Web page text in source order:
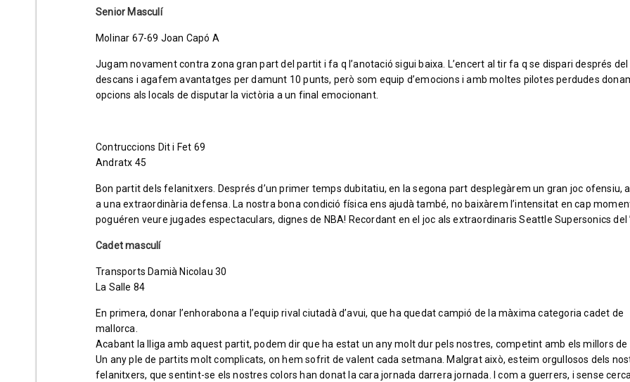
Senior Masculí
Molinar 67-69 Joan Capó A
Jugam novament contra zona gran part del partit i fa q l’anotació sigui baixa. L’encert al tir fa q se dispari després del
descans i agafem avantatges per damunt 10 punts, però som equip d’emocions i amb moltes pilotes perdudes
opcions als locals de disputar la victòria a un final emocionant.
Contruccions Dit i Fet 69
Andratx 45
Bon partit dels felanitxers. Després d’un primer temps dubitatiu, en la segona part desplegàrem un gran joc ofensiu,
a una extraordinària defensa. La nostra bona condició física ens ajudà també, no baixàrem l’intensitat en cap
poguéren veure jugades espectaculars, dignes de NBA! Recordant en el joc als extraordinaris Seattle Supersonics del
Cadet masculí
Transports Damià Nicolau 30
La Salle 84
En primera, donar l’enhorabona a l’equip rival ciutadà d’avui, que ha quedat campió de la màxima categoria cadet de
mallorca.
Acabant la lliga amb aquest partit, podem dir que ha estat un any molt dur pels nostres, competint amb els millors de
Un any ple de partits molt complicats, on hem sofrit de valent cada setmana. Malgrat això, esteim orgullosos dels
felanitxers, que sentint-se els nostres colors han donat la cara jornada darrera jornada. I com a guerrers, i sense